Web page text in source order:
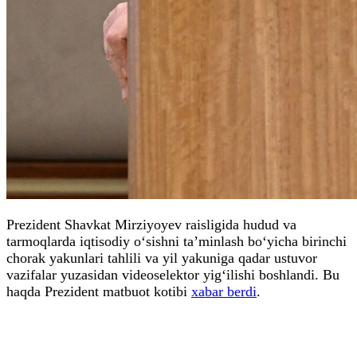
Prezident Shavkat Mirziyoyev raisligida hudud va
tarmoqlarda iqtisodiy o‘sishni ta’minlash bo‘yicha birinchi
chorak yakunlari tahlili va yil yakuniga qadar ustuvor
vazifalar yuzasidan videoselektor yig‘ilishi boshlandi. Bu
haqda Prezident matbuot kotibi xabar berdi.